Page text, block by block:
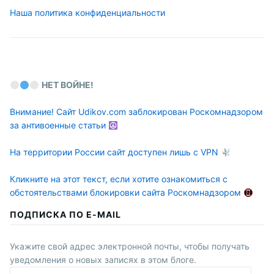
Наша политика конфиденциальности
НЕТ ВОЙНЕ!
Внимание! Сайт Udikov.com заблокирован Роскомнадзором
за антивоенные статьи
На территории России сайт доступен лишь с VPN
Кликните на этот текст, если хотите ознакомиться с
обстоятельствами блокировки сайта Роскомнадзором
ПОДПИСКА ПО E-MAIL
Укажите свой адрес электронной почты, чтобы получать
уведомления о новых записях в этом блоге.